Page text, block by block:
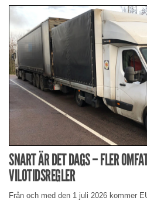
SNART ÄR DET DAGS – FLER
VILOTIDSREGLER
Från och med den 1 juli 2026 kommer